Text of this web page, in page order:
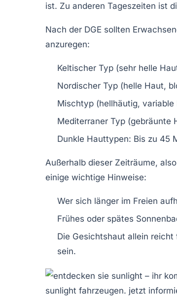
ist. Zu anderen Tageszeiten ist
Nach der DGE sollten
anzuregen:
Keltischer Typ (sehr helle
Nordischer Typ (helle Haut,
Mischtyp (hellhäutig,
Mediterraner Typ (gebräunte
Dunkle Hauttypen: Bis zu 45
Außerhalb dieser Zeiträume,
einige wichtige Hinweise:
Wer sich länger im Freien
Frühes oder spätes
Die Gesichtshaut allein
sein.